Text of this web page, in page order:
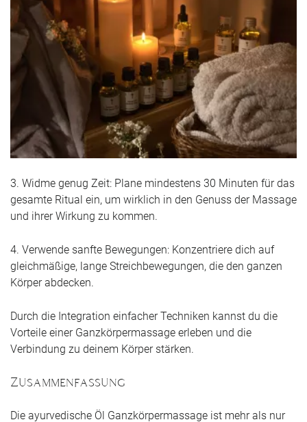
3. Widme genug Zeit: Plane mindestens 30 Minuten für das
gesamte Ritual ein, um wirklich in den Genuss der Massage
und ihrer Wirkung zu kommen.
4. Verwende sanfte Bewegungen: Konzentriere dich auf
gleichmäßige, lange Streichbewegungen, die den ganzen
Körper abdecken.
Durch die Integration einfacher Techniken kannst du die
Vorteile einer Ganzkörpermassage erleben und die
Verbindung zu deinem Körper stärken.
Zusammenfassung
Die ayurvedische Öl Ganzkörpermassage ist mehr als nur